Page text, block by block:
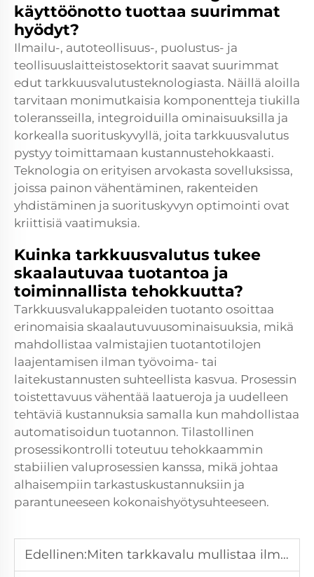
käyttöönotto tuottaa suurimmat
hyödyt?
Ilmailu-, autoteollisuus-, puolustus- ja
teollisuuslaitteistosektorit saavat suurimmat
edut tarkkuusvalutusteknologiasta. Näillä aloilla
tarvitaan monimutkaisia komponentteja tiukilla
toleransseilla, integroiduilla ominaisuuksilla ja
korkealla suorituskyvyllä, joita tarkkuusvalutus
pystyy toimittamaan kustannustehokkaasti.
Teknologia on erityisen arvokasta sovelluksissa,
joissa painon vähentäminen, rakenteiden
yhdistäminen ja suorituskyvyn optimointi ovat
kriittisiä vaatimuksia.
Kuinka tarkkuusvalutus tukee
skaalautuvaa tuotantoa ja
toiminnallista tehokkuutta?
Tarkkuusvalukappaleiden tuotanto osoittaa
erinomaisia skaalautuvuusominaisuuksia, mikä
mahdollistaa valmistajien tuotantotilojen
laajentamisen ilman työvoima- tai
laitekustannusten suhteellista kasvua. Prosessin
toistettavuus vähentää laatueroja ja uudelleen
tehtäviä kustannuksia samalla kun mahdollistaa
automatisoidun tuotannon. Tilastollinen
prosessikontrolli toteutuu tehokkaammin
stabiilien valuprosessien kanssa, mikä johtaa
alhaisempiin tarkastuskustannuksiin ja
parantuneeseen kokonaishyötysuhteeseen.
Edellinen:Miten tarkkavalu mullistaa ilmailuteollisuuden osia